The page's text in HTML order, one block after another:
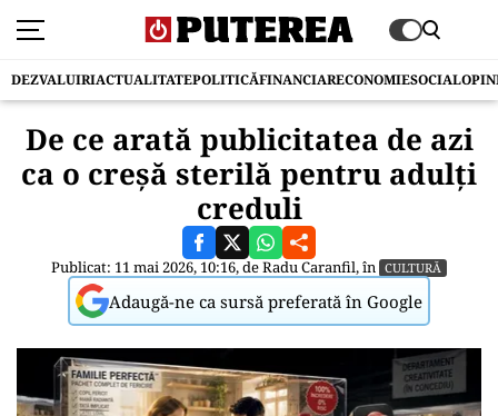
DEZVALUIRIACTUALITATEPOLITICĂFINANCIARECONOMIESOCIAL
De ce arată publicitatea de azi
ca o creșă sterilă pentru adulți
creduli
Publicat: 11 mai 2026, 10:16, deRadu Caranfil, în CULTURĂ
Adaugă-ne ca sursă preferată în Google